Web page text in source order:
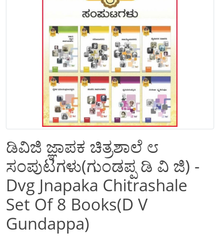
ಡಿವಿಜಿ ಜ್ಞಾಪಕ ಚಿತ್ರಶಾಲೆ ೮
ಸಂಪುಟಗಳು(ಗುಂಡಪ್ಪ ಡಿ ವಿ ಜಿ) -
Dvg Jnapaka Chitrashale
Set Of 8 Books(D V
Gundappa)